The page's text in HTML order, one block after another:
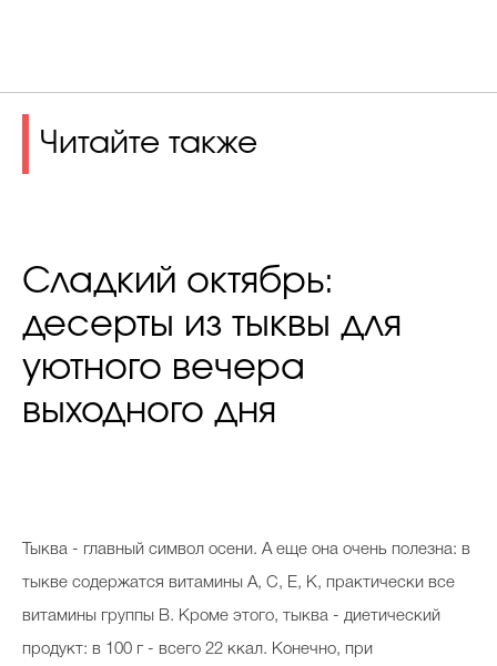
Читайте также
Сладкий октябрь:
десерты из тыквы для
уютного вечера
выходного дня
Тыква - главный символ осени. А еще она очень полезна: в
тыкве содержатся витамины А, C, E, K, практически все
витамины группы B. Кроме этого, тыква - диетический
продукт: в 100 г - всего 22 ккал. Конечно, при